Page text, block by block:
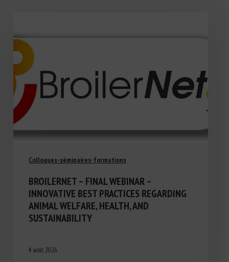
Colloques-séminaires-formations
BROILERNET – FINAL WEBINAR –
INNOVATIVE BEST PRACTICES REGARDING
ANIMAL WELFARE, HEALTH, AND
SUSTAINABILITY
4 août 2026